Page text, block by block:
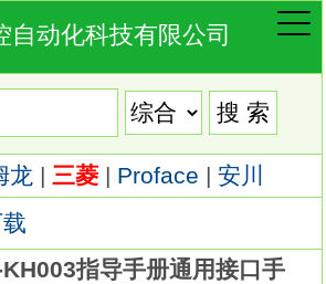
自动化科技有限公司
龙 | 三菱| Proface | 安川
指导手册通用接口手